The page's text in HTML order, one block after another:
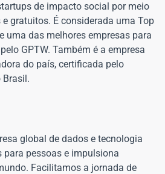
de impacto social por meio
gratuitos. É considerada uma Top
uma das melhores empresas para
GPTW. Também é a empresa
do país, certificada pelo
Brasil.
global de dados e tecnologia
para pessoas e impulsiona
Facilitamos a jornada de